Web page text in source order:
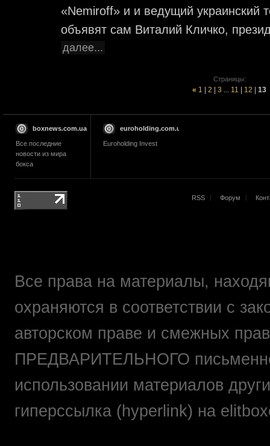
«Nemiroff» и и ведущий украинский
объявят сам Виталий Кличко,
далее...
Страницы:
« 1 |2 |3 ... 11 12 |13
boxnews.com.ua
Все последние
новости из мира
бокса
euroholding.com.ua
Euroholding Invest
RSS Форум
Все права на материалы,
охраняются в соответствии с
авторском праве и смежных
ПРЕДВАРИТЕЛЬНОГО
использовании материалов
гиперссылка (hyperlink) на